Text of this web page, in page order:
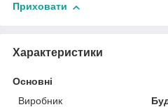
Приховати
Характеристики
Основні
Виробник